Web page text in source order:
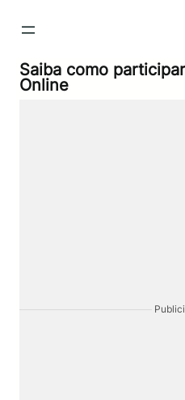
para
conteúdo
Saiba como
Online